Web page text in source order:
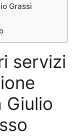
Grassi
servizi
Giulio